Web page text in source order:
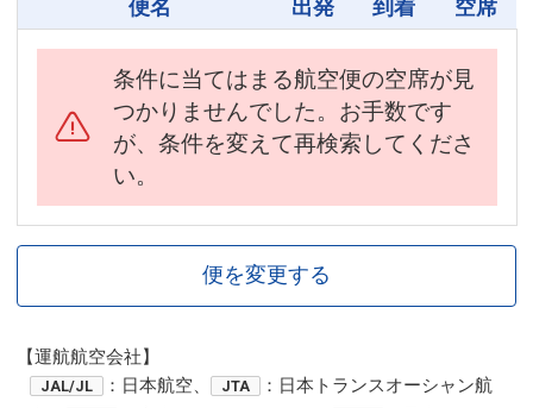
便名 出発 到着 空席
条件に当てはまる航空便の空席が見
つかりませんでした。お手数です
が、条件を変えて再検索してくださ
い。
便を変更する
【運航航空会社】
JAL/JL ：日本航空、 JTA
：日本トランスオーシャン航